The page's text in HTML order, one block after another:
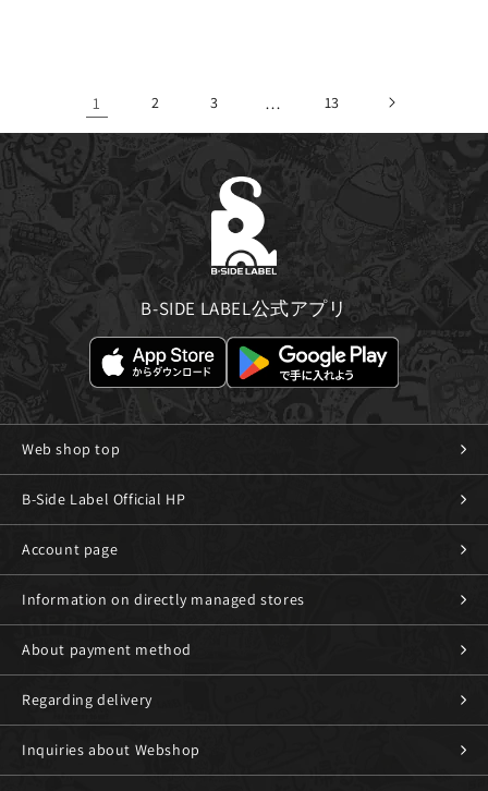
1 2 3 … 13
Web shop top
B-Side Label Official HP
Account page
Information on directly managed stores
About payment method
Regarding delivery
Inquiries about Webshop
B-SIDE LABEL公式アプリ